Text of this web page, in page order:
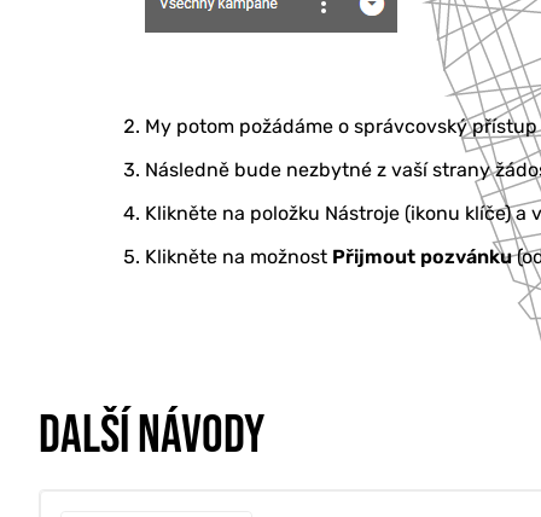
My potom požádáme o správcovský
Následně bude nezbytné z vaší strany
Klikněte na položku Nástroje (ikonu klíče) a
Klikněte na možnost Přijmout pozvánku
DALŠÍ NÁVODY